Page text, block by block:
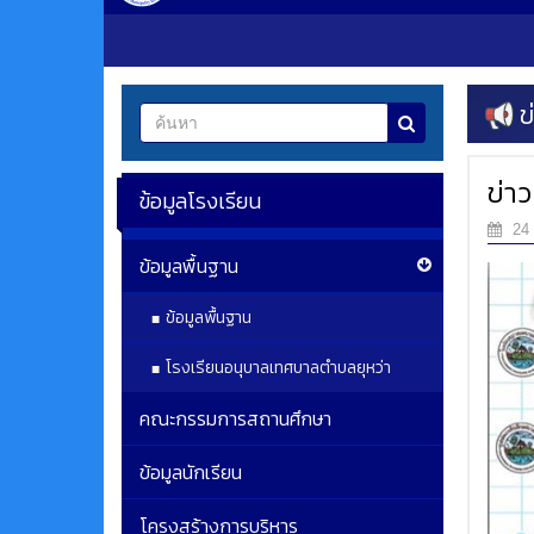
ข้อมูลโรงเรียน
ข้อมูลพื้นฐาน
ข้อมูลพื้นฐาน
โรงเรียนอนุบาลเทศบาลตำบลยุหว่า
คณะกรรมการสถานศึกษา
ข้อมูลนักเรียน
โครงสร้างการบริหาร
ข่า
24